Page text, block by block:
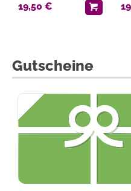
19,50 €
Gutscheine